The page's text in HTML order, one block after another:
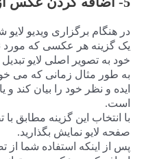
در هنگام برگزاری ویدیو لایو
یک گزینه هر عکسی که
خود به تصویر اصلی لایو تبدیل
به طور مثال زمانی که می
ایده و نظر خود را بیان کند
است.
با انتخاب این گزینه مطابق
صفحه لایو نمایش بگذارید.
پس از اینکه استفاده شما از